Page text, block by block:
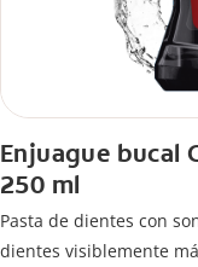
Enjuague bucal
250 ml
Pasta de dientes con
dientes visiblemente